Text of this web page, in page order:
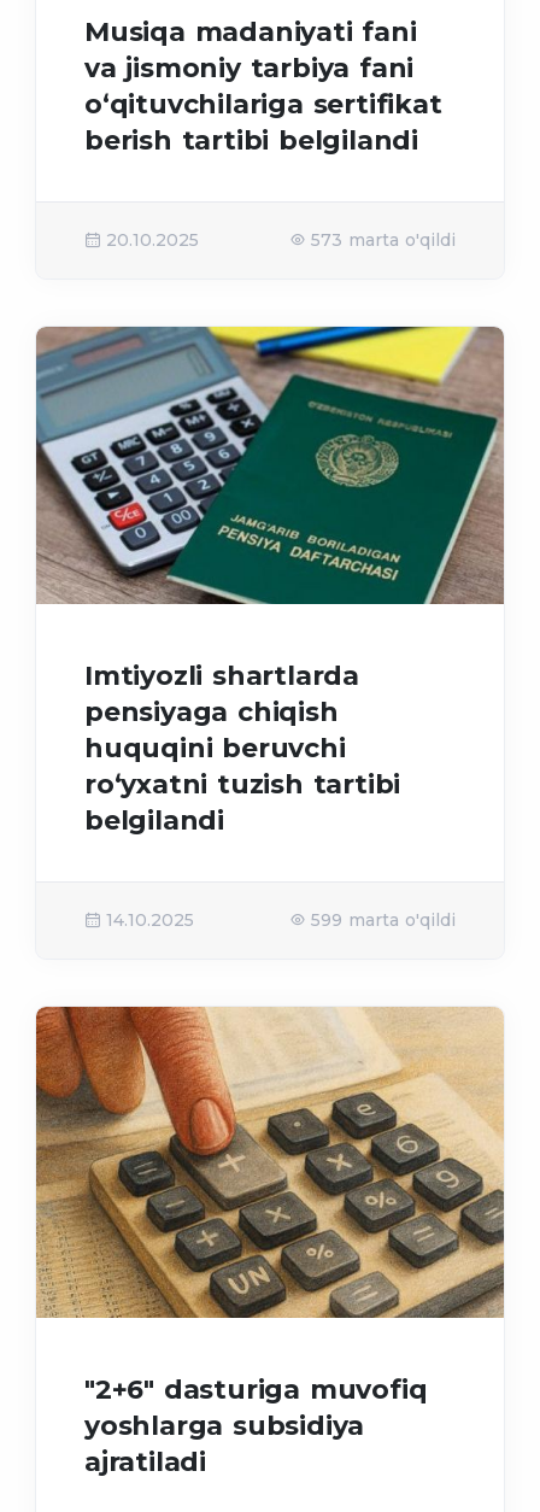
Musiqa madaniyati fani
va jismoniy tarbiya fani
o‘qituvchilariga sertifikat
berish tartibi belgilandi
20.10.2025 573 marta o'qildi
Imtiyozli shartlarda
pensiyaga chiqish
huquqini beruvchi
ro‘yxatni tuzish tartibi
belgilandi
14.10.2025 599 marta o'qildi
"2+6" dasturiga muvofiq
yoshlarga subsidiya
ajratiladi